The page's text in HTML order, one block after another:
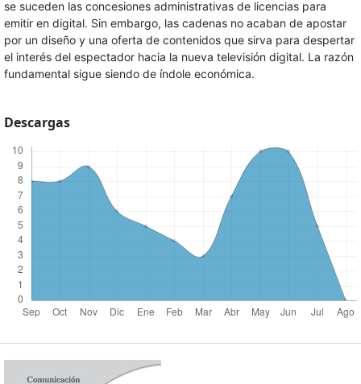
se suceden las concesiones administrativas de licencias para
emitir en digital. Sin embargo, las cadenas no acaban de apostar
por un diseño y una oferta de contenidos que sirva para despertar
el interés del espectador hacia la nueva televisión digital. La razón
fundamental sigue siendo de índole económica.
Descargas